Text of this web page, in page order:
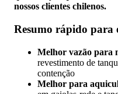
nossos clientes chilenos.
Resumo rápido para
Melhor vazão para
revestimento de
contenção
Melhor para